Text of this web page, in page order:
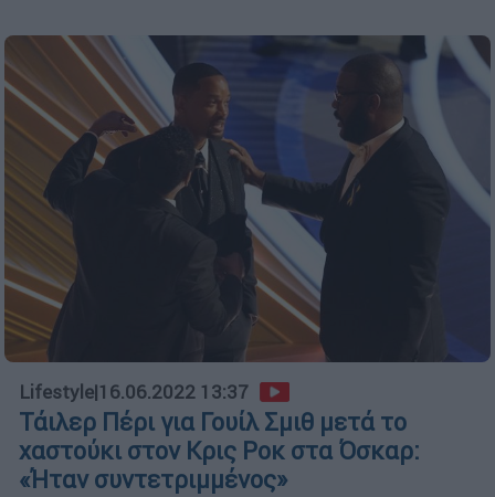
Lifestyle|16.06.2022 13:37
Τάιλερ Πέρι για Γουίλ Σμιθ μετά το
χαστούκι στον Κρις Ροκ στα Όσκαρ:
«Ήταν συντετριμμένος»